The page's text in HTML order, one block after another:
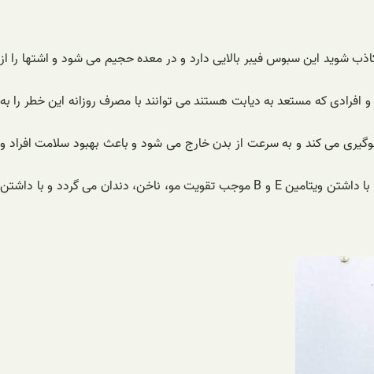
شوید این سبوس فیبر بالایی دارد و در معده حجیم می شود و اشتها را از
که مستعد به دیابت هستند می توانند با مصرف روزانه این خطر را به
می کند و به سرعت از بدن خارج می شود و باعث بهبود سلامت افراد و
جو دوسر از فشار خون نیز جلوگیری می کند و به بهبود سیستم گوارشی و کبد کمک شایانی می کند و چربی های کبد را کاهش می دهد و با داشتن ویتامین E و B موجب تقویت مو، ناخن، دندان می گردد و با داشتن